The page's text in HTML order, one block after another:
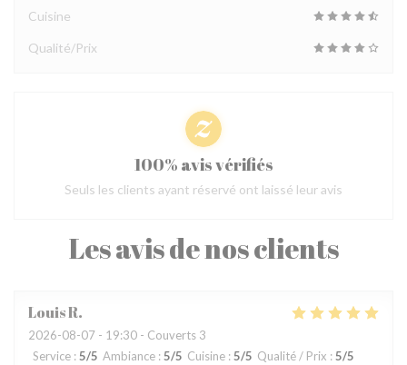
Les avis de nos clients
LouisR
2026-08-07 - 19:30 - Couverts 3
Service : 5/5 Ambiance : 5/5 Cuisine : 5/5 Qualité / Prix : 5/5
Cuisine
Qualité/Prix
100% avis vérifiés
Seuls les clients ayant réservé ont laissé leur avis